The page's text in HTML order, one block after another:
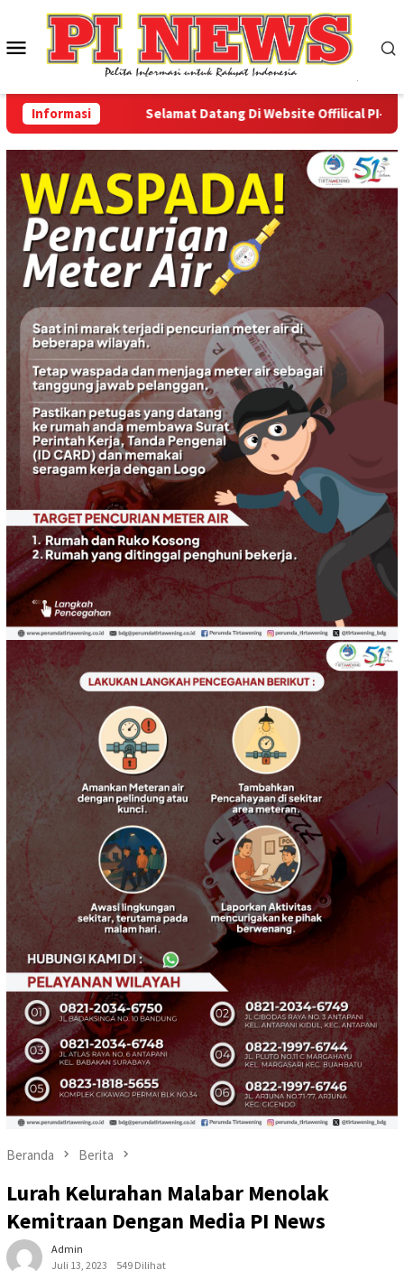
konten
Menu
Mobile
Informasi Selamat Datang Di Website Offilical PI-
Beranda Berita
Lurah Kelurahan Malabar Menolak
Kemitraan Dengan Media PI News
Admin
Juli 13, 2023
549 Dilihat